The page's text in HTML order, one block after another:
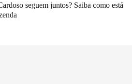
seguem juntos? Saiba como está